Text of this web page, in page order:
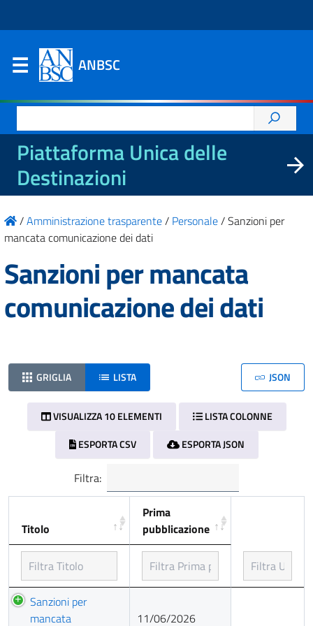
ANBSC
per:
Piattaforma Unica delle
Destinazioni
/Amministrazione trasparente/ Personale/Sanzioni per
mancata comunicazione dei dati
Sanzioni per mancata
comunicazione dei dati
GRIGLIA LISTA JSON
VISUALIZZA 10 ELEMENTI
LISTA COLONNE
ESPORTA CSV
ESPORTA JSON
Filtra:
Titolo
Prima
pubblicazione
Titolo
pubblicazione
Sanzioni per
mancata
11/06/2026